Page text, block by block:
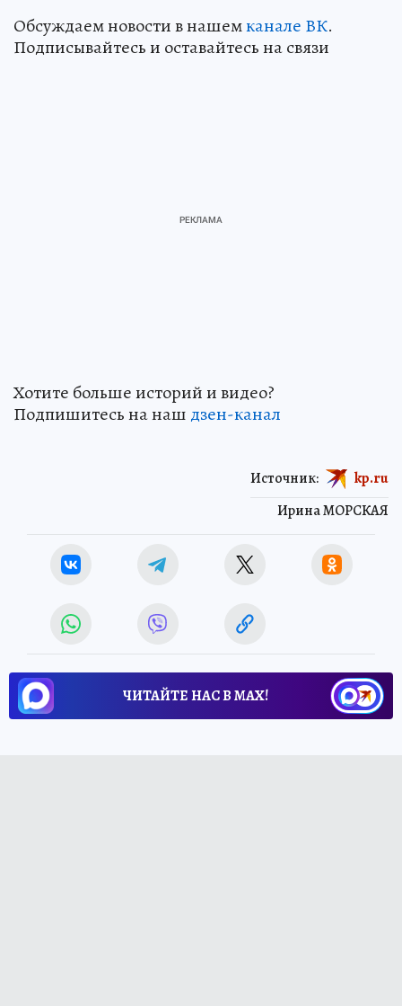
Обсуждаем новости в нашемканале ВК.
Подписывайтесь и оставайтесь на связи
Хотите больше историй и видео?
Подпишитесь на наш дзен-канал
Ирина МОРСКАЯ
Источник: kp.ru
ЧИТАЙТЕ НАС В МАХ!